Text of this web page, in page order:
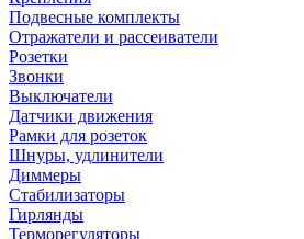
Подвесные комплекты
Отражатели и рассеиватели
Розетки
Звонки
Выключатели
Датчики движения
Рамки для розеток
Шнуры, удлинители
Диммеры
Стабилизаторы
Гирлянды
Терморегуляторы